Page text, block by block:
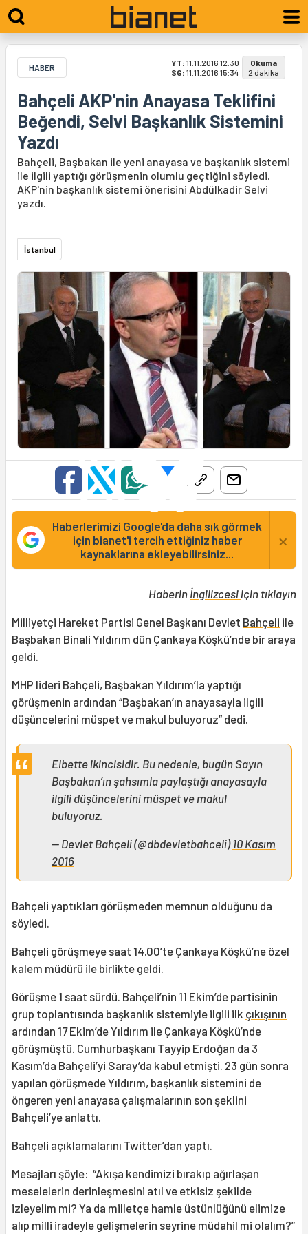
HABER YT: 11.11.2016 12:30
SG: 11.11.2016 15:34
Okuma
2 dakika
Bahçeli AKP'nin Anayasa Teklifini
Beğendi, Selvi Başkanlık Sistemini
Yazdı
Bahçeli, Başbakan ile yeni anayasa ve başkanlık sistemi
ile ilgili yaptığı görüşmenin olumlu geçtiğini söyledi.
AKP'nin başkanlık sistemi önerisini Abdülkadir Selvi
yazdı.
İstanbul
Haberlerimizi Google'da daha sık görmek
için bianet'i tercih ettiğiniz haber
kaynaklarına ekleyebilirsiniz...
×
Haberin İngilizcesiiçin tıklayın
Milliyetçi Hareket Partisi Genel Başkanı Devlet Bahçeli ile
Başbakan Binali Yıldırım dün Çankaya Köşkü’nde bir araya
geldi.
MHP lideri Bahçeli, Başbakan Yıldırım’la yaptığı
görüşmenin ardından “Başbakan’ın anayasayla ilgili
düşüncelerini müspet ve makul buluyoruz” dedi.
Elbette ikincisidir. Bu nedenle, bugün Sayın
Başbakan’ın şahsımla paylaştığı anayasayla
ilgili düşüncelerini müspet ve makul
buluyoruz.
— Devlet Bahçeli (@dbdevletbahceli)10 Kasım
2016
Bahçeli yaptıkları görüşmeden memnun olduğunu da
söyledi.
Bahçeli görüşmeye saat 14.00’te Çankaya Köşkü’ne özel
kalem müdürü ile birlikte geldi.
Görüşme 1 saat sürdü. Bahçeli’nin 11 Ekim’de partisinin
grup toplantısında başkanlık sistemiyle ilgili ilk çıkışının
ardından 17 Ekim’de Yıldırım ile Çankaya Köşkü’nde
görüşmüştü. Cumhurbaşkanı Tayyip Erdoğan da 3
Kasım’da Bahçeli’yi Saray’da kabul etmişti. 23 gün sonra
yapılan görüşmede Yıldırım, başkanlık sistemini de
öngeren yeni anayasa çalışmalarının son şeklini
Bahçeli’ye anlattı.
Bahçeli açıklamalarını Twitter’dan yaptı.
Mesajları şöyle: “Akışa kendimizi bırakıp ağırlaşan
meselelerin derinleşmesini atıl ve etkisiz şekilde
izleyelim mi? Ya da milletçe hamle üstünlüğünü elimize
alıp milli iradeyle gelişmelerin seyrine müdahil mi olalım?”